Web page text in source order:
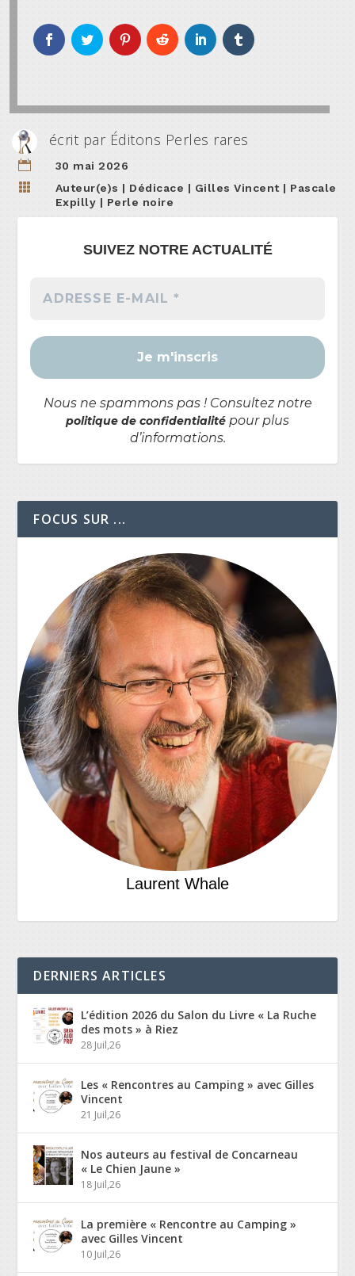
écrit par Éditons Perles rares

30 mai 2026

Auteur(e)s | Dédicace | Gilles Vincent| Pascale
Expilly | Perle noire
SUIVEZ NOTRE ACTUALITÉ
Nous ne spammons pas ! Consultez notre
politique de confidentialité pour plus
d’informations.
FOCUS SUR ...
Laurent Whale
DERNIERS ARTICLES
L’édition 2026 du Salon du Livre « La Ruche
des mots » à Riez
28 Juil,26
Les « Rencontres au Camping » avec Gilles
Vincent
21 Juil,26
Nos auteurs au festival de Concarneau
« Le Chien Jaune »
18 Juil,26
La première « Rencontre au Camping »
avec Gilles Vincent
10 Juil,26